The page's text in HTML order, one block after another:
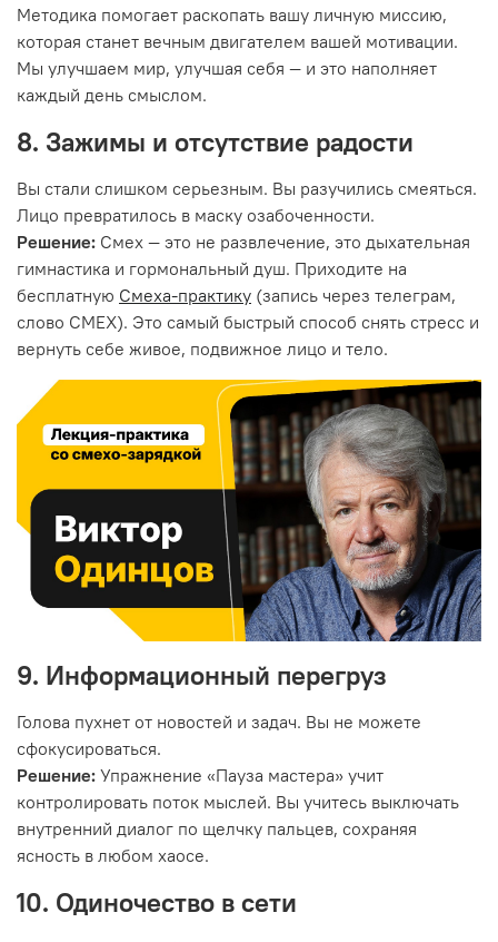
Методика помогает раскопать вашу личную миссию,
которая станет вечным двигателем вашей мотивации.
Мы улучшаем мир, улучшая себя — и это наполняет
каждый день смыслом.
8. Зажимы и отсутствие радости
Вы стали слишком серьезным. Вы разучились смеяться.
Лицо превратилось в маску озабоченности.
Решение: Смех — это не развлечение, это дыхательная
гимнастика и гормональный душ. Приходите на
бесплатную Смеха-практику (запись через телеграм,
слово СМЕХ). Это самый быстрый способ снять стресс и
вернуть себе живое, подвижное лицо и тело.
9. Информационный перегруз
Голова пухнет от новостей и задач. Вы не можете
сфокусироваться.
Решение: Упражнение «Пауза мастера» учит
контролировать поток мыслей. Вы учитесь выключать
внутренний диалог по щелчку пальцев, сохраняя
ясность в любом хаосе.
10. Одиночество в сети